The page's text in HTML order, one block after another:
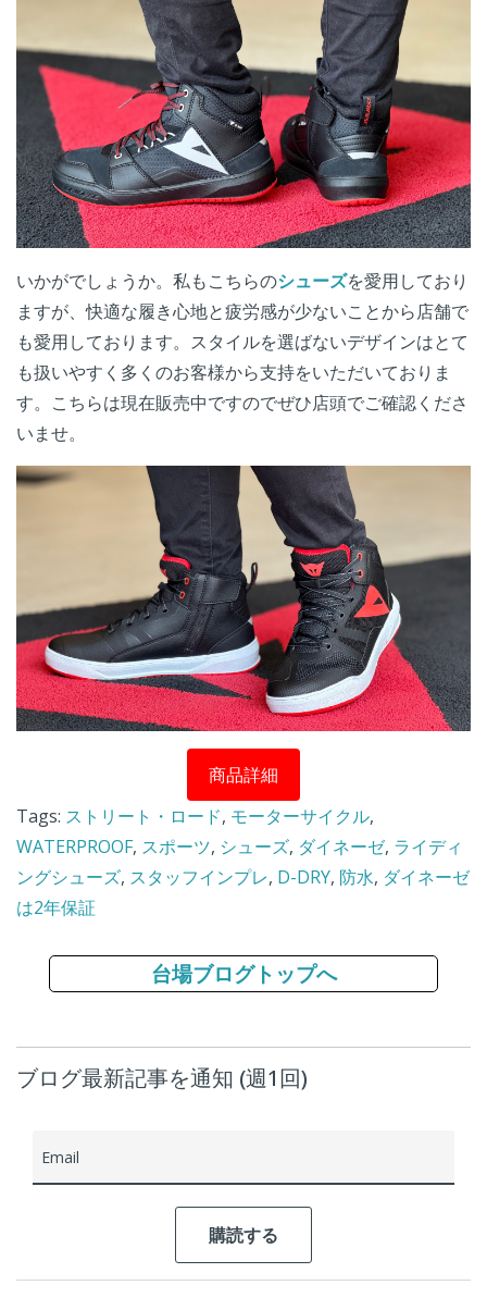
いかがでしょうか。私もこちらのシューズを愛用しており
ますが、快適な履き心地と疲労感が少ないことから店舗で
も愛用しております。スタイルを選ばないデザインはとて
も扱いやすく多くのお客様から支持をいただいておりま
す。こちらは現在販売中ですのでぜひ店頭でご確認くださ
いませ。
商品詳細
Tags: ストリート・ロード, モーターサイクル,
WATERPROOF, スポーツ, シューズ, ダイネーゼ, ライディ
ングシューズ, スタッフインプレ, D-DRY, 防水, ダイネーゼ
は2年保証
台場ブログトップへ
ブログ最新記事を通知 (週1回)
Email